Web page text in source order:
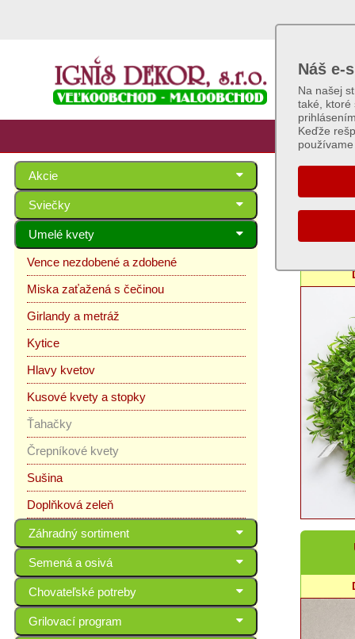
Náš e-
Na našej
také, ktoré
Keďže
Akcie
Sviečky
Umelé kvety
Vence nezdobené a zdobené
Miska zaťažená s čečinou
Girlandy a metráž
Kytice
Hlavy kvetov
Kusové kvety a stopky
Ťahačky
Črepníkové kvety
Sušina
Doplňková zeleň
Záhradný sortiment
Semená a osivá
Chovateľské potreby
Grilovací program